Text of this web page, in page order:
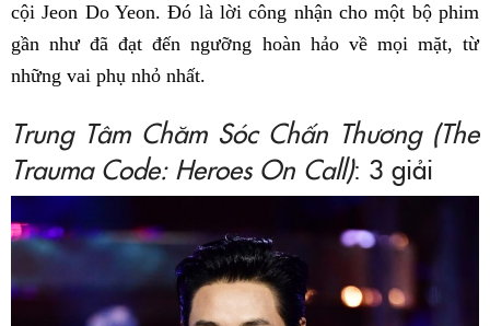
cội Jeon Do Yeon. Đó là lời công nhận cho một bộ phim
gần như đã đạt đến ngưỡng hoàn hảo về mọi mặt, từ
những vai phụ nhỏ nhất.
Trung Tâm Chăm Sóc Chấn Thương (The
Trauma Code: Heroes On Call): 3 giải